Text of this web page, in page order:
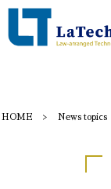
HOME News topics